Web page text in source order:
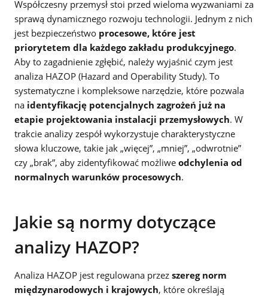
Współczesny przemysł stoi przed wieloma wyzwaniami za
sprawą dynamicznego rozwoju technologii. Jednym z nich
jest bezpieczeństwo procesowe, które jest
priorytetem dla każdego zakładu produkcyjnego.
Aby to zagadnienie zgłębić, należy wyjaśnić czym jest
analiza HAZOP (Hazard and Operability Study). To
systematyczne i kompleksowe narzędzie, które pozwala
na identyfikację potencjalnych zagrożeń już na
etapie projektowania instalacji przemysłowych. W
trakcie analizy zespół wykorzystuje charakterystyczne
słowa kluczowe, takie jak „więcej”, „mniej”, „odwrotnie”
czy „brak”, aby zidentyfikować możliwe odchylenia od
normalnych warunków procesowych.
Jakie są normy dotyczące
analizy HAZOP?
Analiza HAZOP jest regulowana przez szereg norm
międzynarodowych i krajowych, które określają